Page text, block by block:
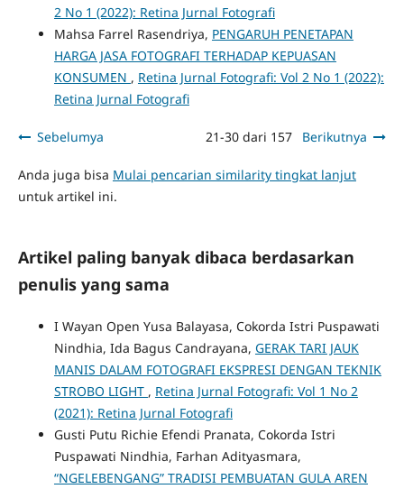
2 No 1 (2022): Retina Jurnal Fotografi
Mahsa Farrel Rasendriya, PENGARUH PENETAPAN
HARGA JASA FOTOGRAFI TERHADAP KEPUASAN
KONSUMEN , Retina Jurnal Fotografi: Vol 2 No 1 (2022):
Retina Jurnal Fotografi
Sebelumya 21-30 dari 157 Berikutnya
Anda juga bisa Mulai pencarian similarity tingkat lanjut
untuk artikel ini.
Artikel paling banyak dibaca berdasarkan
penulis yang sama
I Wayan Open Yusa Balayasa, Cokorda Istri Puspawati
Nindhia, Ida Bagus Candrayana, GERAK TARI JAUK
MANIS DALAM FOTOGRAFI EKSPRESI DENGAN TEKNIK
STROBO LIGHT , Retina Jurnal Fotografi: Vol 1 No 2
(2021): Retina Jurnal Fotografi
Gusti Putu Richie Efendi Pranata, Cokorda Istri
Puspawati Nindhia, Farhan Adityasmara,
“NGELEBENGANG” TRADISI PEMBUATAN GULA AREN